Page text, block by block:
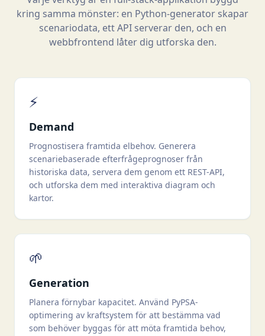
kring samma mönster: en Python-generator skapar
scenariodata, ett API serverar den, och en
webbfrontend låter dig utforska den.
⚡
Demand
Prognostisera framtida elbehov. Generera
scenariebaserade efterfrågeprognoser från
historiska data, servera dem genom ett REST-API,
och utforska dem med interaktiva diagram och
kartor.
🌱
Generation
Planera förnybar kapacitet. Använd PyPSA-
optimering av kraftsystem för att bestämma vad
som behöver byggas för att möta framtida behov,